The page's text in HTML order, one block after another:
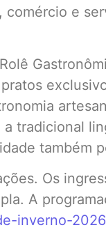
e
tradicional
também
Os
A
inverno-2026